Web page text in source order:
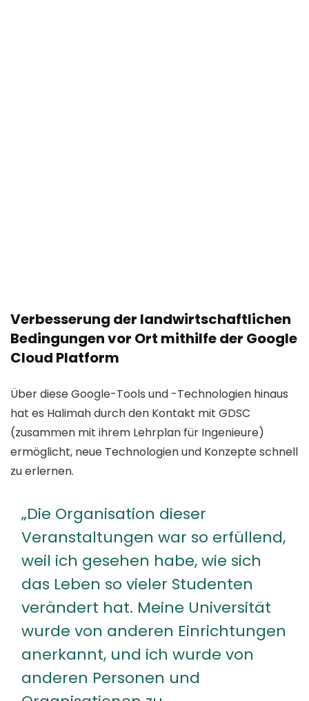
Verbesserung der landwirtschaftlichen
Bedingungen vor Ort mithilfe der Google
Cloud Platform
Über diese Google-Tools und -Technologien hinaus
hat es Halimah durch den Kontakt mit GDSC
(zusammen mit ihrem Lehrplan für Ingenieure)
ermöglicht, neue Technologien und Konzepte schnell
zu erlernen.
„Die Organisation dieser
Veranstaltungen war so erfüllend,
weil ich gesehen habe, wie sich
das Leben so vieler Studenten
verändert hat. Meine Universität
wurde von anderen Einrichtungen
anerkannt, und ich wurde von
anderen Personen und